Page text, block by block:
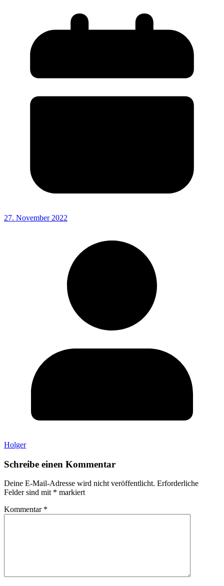
27. November 2022
Holger
Schreibe einen Kommentar
Deine E-Mail-Adresse wird nicht veröffentlicht. Erforderliche
Felder sind mit * markiert
Kommentar *